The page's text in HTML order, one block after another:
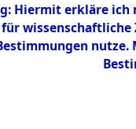
Hiermit erkläre ich